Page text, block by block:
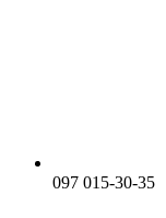
097 015-30-35